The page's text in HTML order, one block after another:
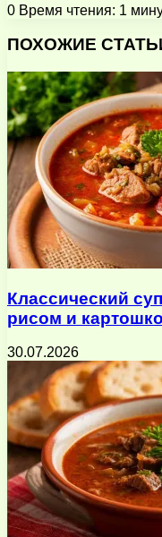
0 Время чтения: 1
через
почту
ПОХОЖИЕ
Классический
рисом и
30.07.2026